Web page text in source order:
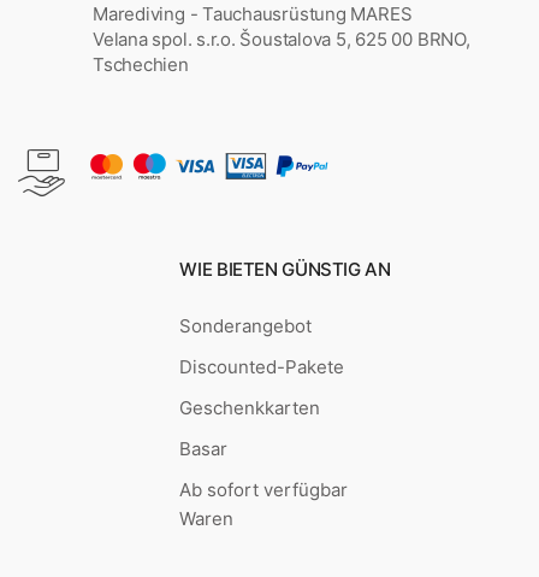
Marediving - Tauchausrüstung MARES
Velana spol. s.r.o. Šoustalova 5, 625 00 BRNO,
Tschechien
WIE BIETEN GÜNSTIG AN
Sonderangebot
Discounted-Pakete
Geschenkkarten
Basar
Ab sofort verfügbar
Waren